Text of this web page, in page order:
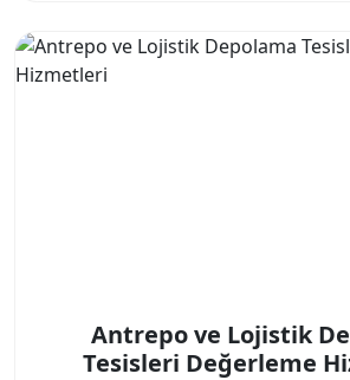
Antrepo ve Lojistik
Tesisleri Değerleme